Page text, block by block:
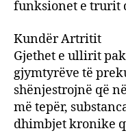
funksionet e trurit
Kundër Artritit
Gjethet e ullirit
gjymtyrëve të
shënjestrojnë që
më tepër,
dhimbjet kronike